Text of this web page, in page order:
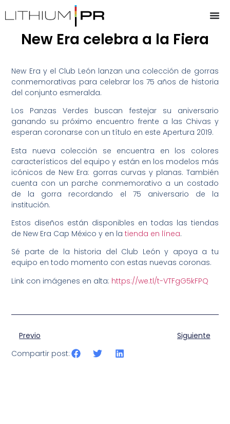
New Era celebra a la Fiera
New Era y el Club León lanzan una colección de gorras
conmemorativas para celebrar los 75 años de historia
del conjunto esmeralda.
Los Panzas Verdes buscan festejar su aniversario
ganando su próximo encuentro frente a las Chivas y
esperan coronarse con un título en este Apertura 2019.
Esta nueva colección se encuentra en los colores
característicos del equipo y están en los modelos más
icónicos de New Era: gorras curvas y planas. También
cuenta con un parche conmemorativo a un costado
de la gorra recordando el 75 aniversario de la
institución.
Estos diseños están disponibles en todas las tiendas
de New Era Cap México y en latienda en línea.
Sé parte de la historia del Club León y apoya a tu
equipo en todo momento con estas nuevas coronas.
Link con imágenes en alta: https://we.tl/t-VTFgG5kFPQ
Previo
Siguiente
Compartir post: